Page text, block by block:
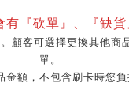
『砍單』、『缺貨
顧客可選擇更換其他商
單。
金額，不包含刷卡時您負